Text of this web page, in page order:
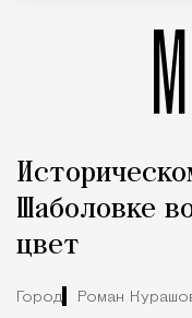
Шаболовке
цвет
Город Роман